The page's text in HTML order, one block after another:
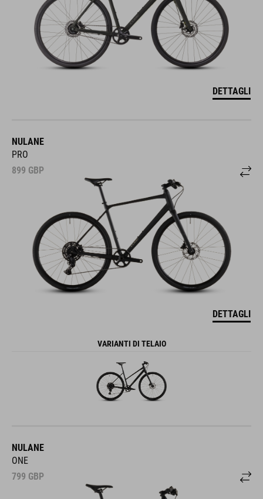
DETTAGLI
NULANE
PRO
899 GBP
DETTAGLI
VARIANTI DI TELAIO
NULANE
ONE
799 GBP